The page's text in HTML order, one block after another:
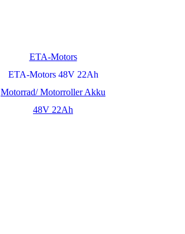
ETA-Motors
ETA-Motors 48V 22Ah
Motorrad/ Motorroller Akku
48V 22Ah